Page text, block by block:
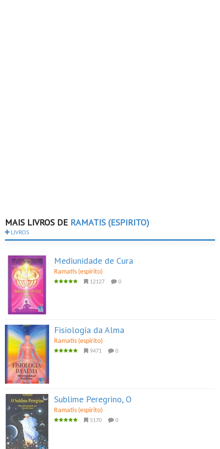
MAIS LIVROS DE RAMATIS (ESPIRITO)
LIVROS
Mediunidade de Cura
Ramatis (espirito)
12127 0
Fisiologia da Alma
Ramatis (espirito)
9471 0
Sublime Peregrino, O
Ramatis (espirito)
5170 0